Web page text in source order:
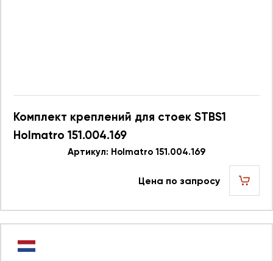
Комплект креплений для стоек STBS1
Holmatro 151.004.169
Артикул: Holmatro 151.004.169
Цена по запросу